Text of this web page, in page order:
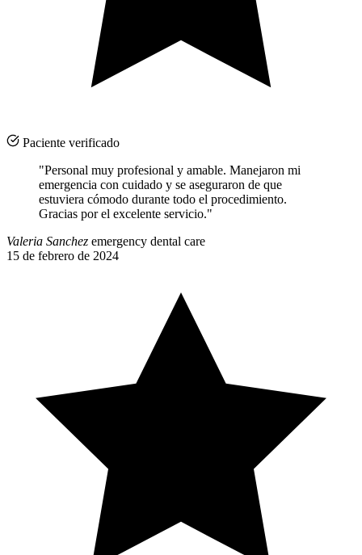
Paciente verificado
"Personal muy profesional y amable. Manejaron mi
emergencia con cuidado y se aseguraron de que
estuviera cómodo durante todo el procedimiento.
Gracias por el excelente servicio."
Valeria Sanchez emergency dental care
15 de febrero de 2024